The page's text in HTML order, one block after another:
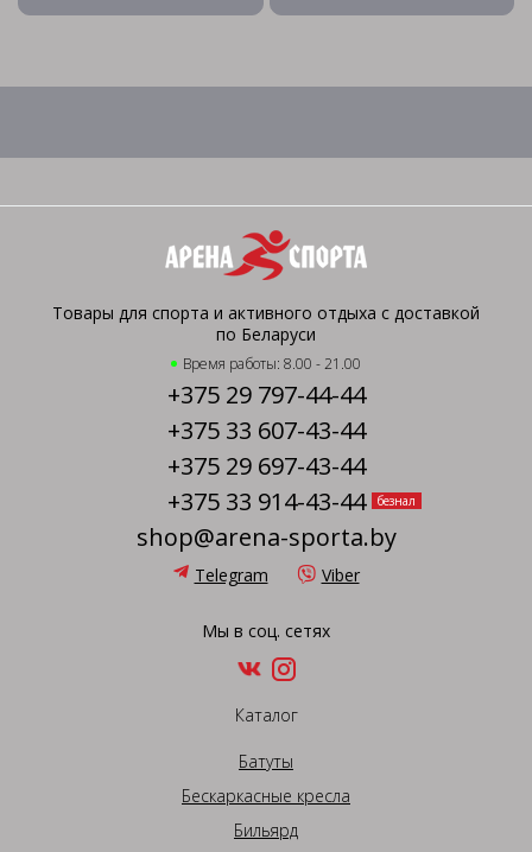
Товары для спорта и активного отдыха с доставкой
по Беларуси
Время работы: 8.00 - 21.00
+375 29 797-44-44
+375 33 607-43-44
+375 29 697-43-44
+375 33 914-43-44
безнал
shop@arena-sporta.by
Telegram Viber
Мы в соц. сетях
Каталог
Батуты
Бескаркасные кресла
Бильярд